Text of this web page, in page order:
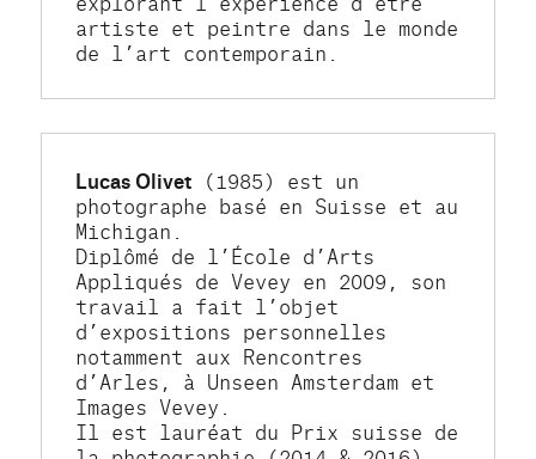
artiste et peintre dans le monde
de l’art contemporain.
Lucas Olivet (1985) est un
photographe basé en Suisse et au
Michigan.
Diplômé de l’École d’Arts
Appliqués de Vevey en 2009, son
travail a fait l’objet
d’expositions personnelles
notamment aux Rencontres
d’Arles, à Unseen Amsterdam et
Images Vevey.
Il est lauréat du Prix suisse de